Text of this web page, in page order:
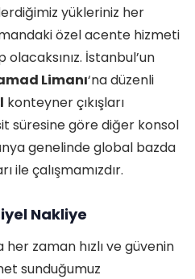
yükleriniz her
özel acente hizmeti
İstanbul’un
Limanı‘na düzenli
konteyner çıkışları
süresine göre diğer konsol
genelinde global bazda
ile çalışmamızdır.
Nakliye
her zaman hızlı ve güvenin
sunduğumuz